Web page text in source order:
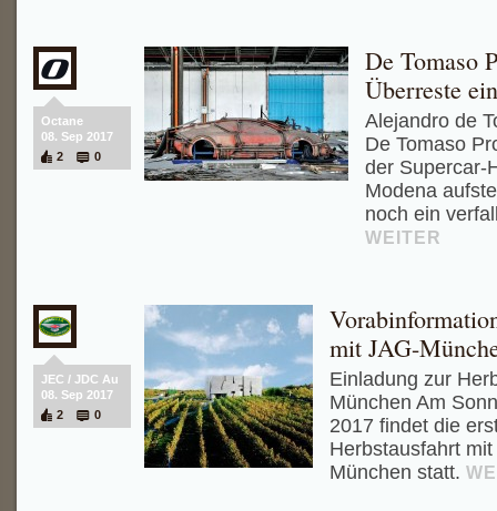
Octane
08. Sep 2017
2
0
De Tomaso
Überreste
Alejandro de
De Tomaso
der Supercar-
Modena
noch ein
WEITER
JEC / JDC Au
08. Sep 2017
2
0
mit JAG-
Einladung zur
München Am
2017 findet die
Herbstausfahrt
München statt.